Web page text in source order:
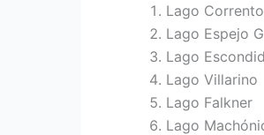
Lago
Lago Espejo
Lago
Lago Villarino
Lago Falkner
Lago